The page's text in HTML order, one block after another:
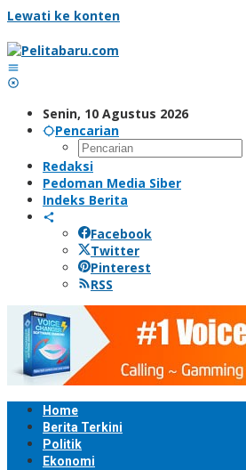
Lewati ke konten
Senin, 10 Agustus 2026
Pencarian
Redaksi
Pedoman Media Siber
Indeks Berita
Facebook
Twitter
Pinterest
RSS
Home
Berita Terkini
Politik
Ekonomi